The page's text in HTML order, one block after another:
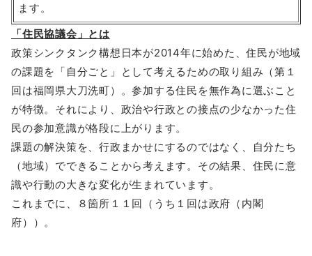
ます。
「住民協議会」とは
政策シンクタンク構想日本が2014年に始めた、住民が地域
の課題を「自分ごと」として考えるための取り組み（第１
回は福岡県大刀洗町）。参加する住民を無作為に選ぶこと
が特徴。それにより、政治や行政との接点の少なかった住
民の参加意識が格段に上がります。
課題の解決策を、行政まかせにするのではなく、自分たち
（地域）でできることから考えます。その結果、住民に意
識や行動の大きな変化が生まれています。
これまでに、８箇所１１回（うち１回は政府（内閣
府））。